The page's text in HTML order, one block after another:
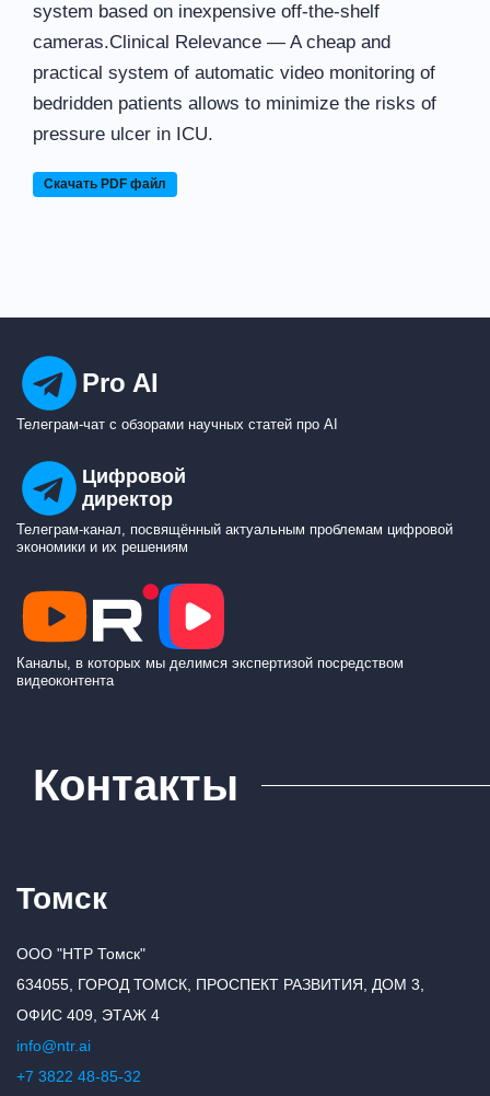
system based on inexpensive off-the-shelf
cameras.Clinical Relevance — A cheap and
practical system of automatic video monitoring of
bedridden patients allows to minimize the risks of
pressure ulcer in ICU.
Скачать PDF файл
Pro AI
Телеграм-чат с обзорами научных статей про AI
Цифровой
директор
Телеграм-канал, посвящённый актуальным проблемам цифровой
экономики и их решениям
Каналы, в которых мы делимся экспертизой посредством
видеоконтента
Контакты
Томск
ООО "НТР Томск"
634055, ГОРОД ТОМСК, ПРОСПЕКТ РАЗВИТИЯ, ДОМ 3,
ОФИС 409, ЭТАЖ 4
info@ntr.ai
+7 3822 48-85-32